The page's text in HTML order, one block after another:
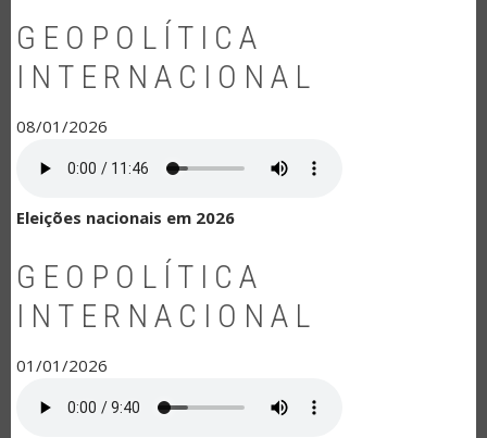
GEOPOLÍTICA
INTERNACIONAL
08/01/2026
Eleições nacionais em 2026
GEOPOLÍTICA
INTERNACIONAL
01/01/2026